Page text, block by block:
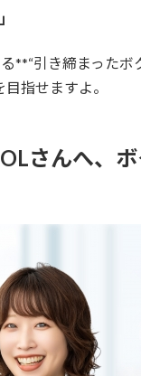
**“引き締まった
指せますよ。
さんへ、